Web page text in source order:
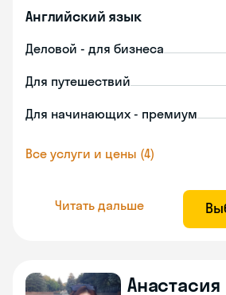
Английский язык
Деловой - для бизнеса
Для путешествий
Для начинающих - премиум
Все услуги и цены (4)
Читать дальше
Анастасия